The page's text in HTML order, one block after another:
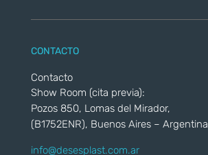
CONTACTO
Contacto
Show Room (cita previa):
Pozos 850, Lomas del Mirador,
(B1752ENR), Buenos Aires – Argentina
info@desesplast.com.ar